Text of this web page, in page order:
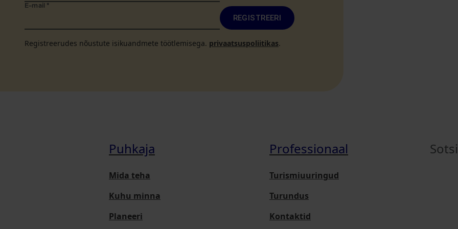
E-mail *
REGISTREERI
Registreerudes nõustute isikuandmete töötlemisega. privaatsuspoliitikas.
Puhkaja
Mida teha
Kuhu minna
Planeeri
Professionaal
Turismiuuringud
Turundus
Kontaktid